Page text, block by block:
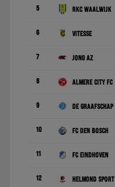
5 RKC Waalwijk
6 Vitesse
7 Jong AZ
8 Almere City FC
9 De Graafschap
10 FC Den Bosch
11 FC Eindhoven
12 Helmond Sport